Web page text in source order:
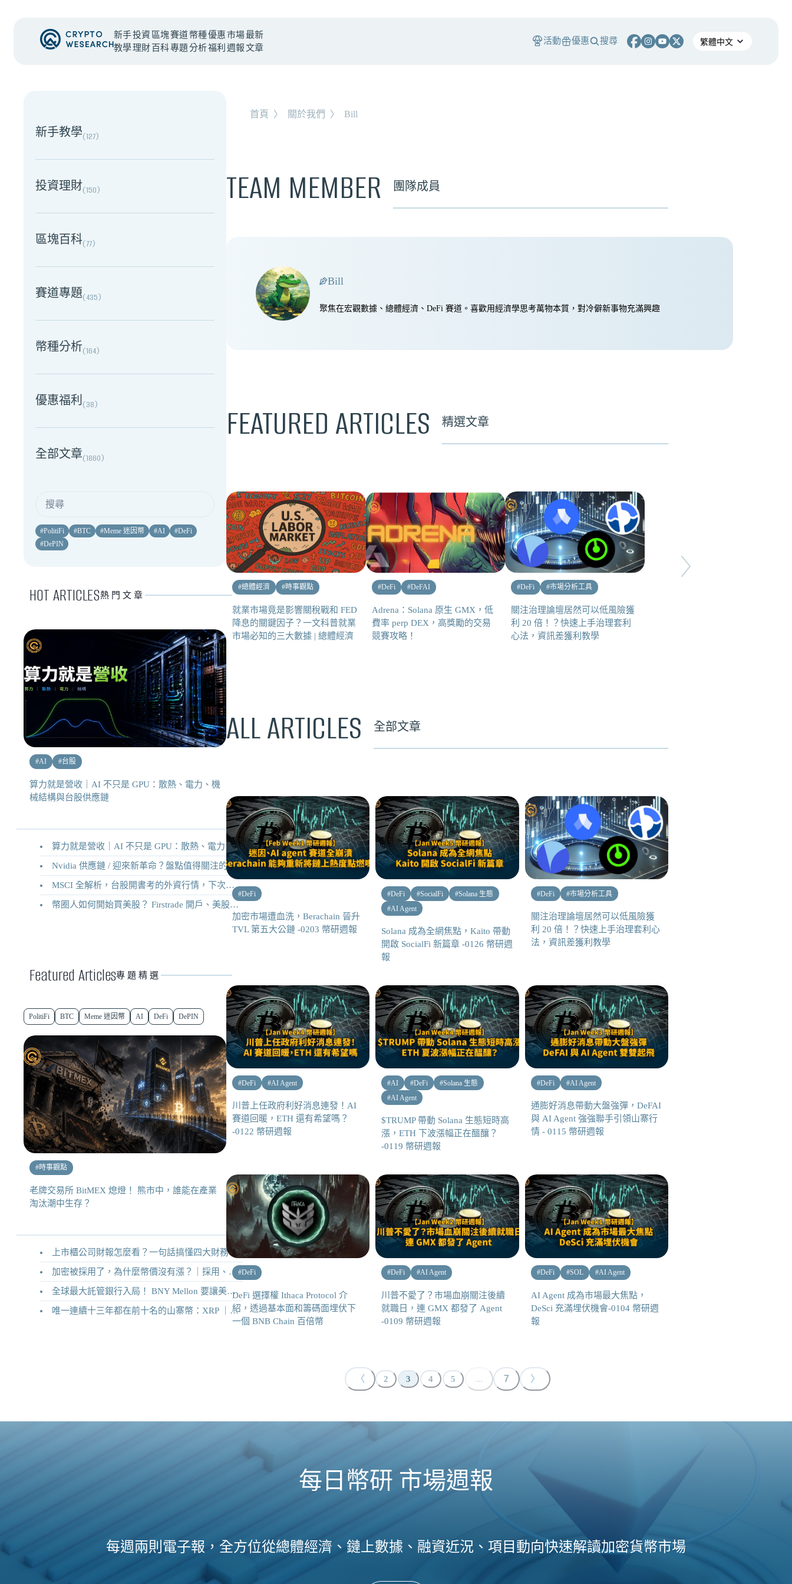
新手
教學
投資
理財
區塊
百科
賽道
專題
幣種
分析
優惠
福利
市場
週報
最新
文章
活動 優惠 搜尋
NEW EVENT
新手教學(127)
投資理財(150)
區塊百科(77)
賽道專題(435)
幣種分析(164)
優惠福利(38)
全部文章(1860)
#PolitiFi #BTC #Meme 迷因幣 #AI #DeFi
#DePIN
HOT ARTICLES熱門文章
#AI #台股
算力就是營收｜AI 不只是 GPU：散熱、電力、機
械結構與台股供應鏈
算力就是營收｜AI 不只是 GPU：散熱、電力、機械結構與台股供應鏈
Nvidia 供應鏈 / 迎來新革命？盤點值得關注的二十家供應鏈企業
MSCI 全解析，台股開書考的外資行情，下次調整你準備好了嗎？
幣圈人如何開始買美股？ Firstrade 開戶、美股交易機制完整教學
Featured Articles專題精選
PolitiFi BTC Meme 迷因幣 AI DeFi DePIN
#時事觀點
老牌交易所 BitMEX 熄燈！ 熊市中，誰能在產業
淘汰潮中生存？
上市櫃公司財報怎麼看？一句話搞懂四大財務報表
加密被採用了，為什麼幣價沒有漲？｜採用、收入與代幣價值捕獲
全球最大託管銀行入局！ BNY Mellon 要讓美債交易 24/7 不打烊
唯一連續十三年都在前十名的山寨幣：XRP ｜Ripple 2026 介紹
首頁 〉 關於我們 〉 Bill
TEAM MEMBER 團隊成員
Bill
聚焦在宏觀數據、總體經濟、DeFi 賽道。喜歡用經濟學思考萬物本質，對冷僻新事物充滿興趣
FEATURED ARTICLES 精選文章
#總體經濟 #時事觀點
就業市場竟是影響關稅戰和 FED
降息的關鍵因子？一文科普就業
市場必知的三大數據 | 總體經濟
#DeFi #DeFAI
Adrena：Solana 原生 GMX，低
費率 perp DEX，高獎勵的交易
競賽攻略！
#DeFi #市場分析工具
關注治理論壇居然可以低風險獲
利 20 倍！？快速上手治理套利
心法，資訊差獲利教學
ALL ARTICLES 全部文章
#DeFi
加密市場遭血洗，Berachain 晉升
TVL 第五大公鏈 -0203 幣研週報
#DeFi #SocialFi #Solana 生態
#AI Agent
Solana 成為全網焦點，Kaito 帶動
開啟 SocialFi 新篇章 -0126 幣研週
報
#DeFi #市場分析工具
關注治理論壇居然可以低風險獲
利 20 倍！？快速上手治理套利心
法，資訊差獲利教學
#DeFi #AI Agent
川普上任政府利好消息連發！AI
賽道回暖，ETH 還有希望嗎？
-0122 幣研週報
#AI #DeFi #Solana 生態
#AI Agent
$TRUMP 帶動 Solana 生態短時高
漲，ETH 下波漲幅正在醞釀？
-0119 幣研週報
#DeFi #AI Agent
通膨好消息帶動大盤強彈，DeFAI
與 AI Agent 強強聯手引領山寨行
情 - 0115 幣研週報
#DeFi
DeFi 選擇權 Ithaca Protocol 介
紹，透過基本面和籌碼面埋伏下
一個 BNB Chain 百倍幣
#DeFi #AI Agent
川普不愛了？市場血崩關注後續
就職日，連 GMX 都發了 Agent
-0109 幣研週報
#DeFi #SOL #AI Agent
AI Agent 成為市場最大焦點，
DeSci 充滿埋伏機會-0104 幣研週
報
〈 2 3 4 5 ... 7 〉
每日幣研 市場週報
每週兩則電子報，全方位從總體經濟、鏈上數據、融資近況、項目動向快速解讀加密貨幣市場